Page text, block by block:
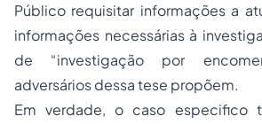
Público requisitar informações a
informações necessárias à
de “investigação por
adversários dessa tese propõem.
Em verdade, o caso especifico